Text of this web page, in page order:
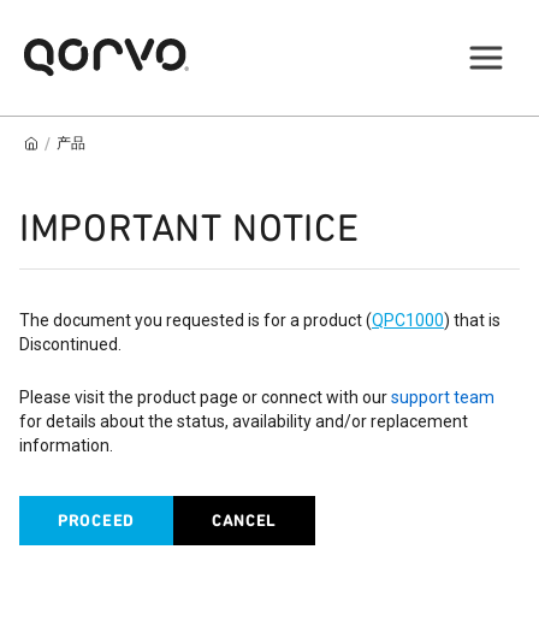
/ 产品
IMPORTANT NOTICE
The document you requested is for a product (QPC1000) that is
Discontinued.
Please visit the product page or connect with oursupport team
for details about the status, availability and/or replacement
information.
PROCEED CANCEL